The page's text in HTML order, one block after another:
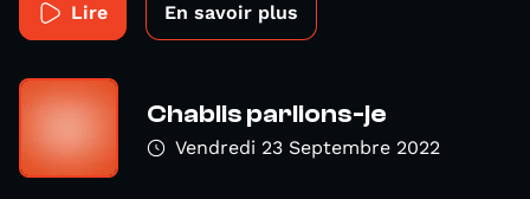
Lire En savoir plus
Chablis parlions-je
Vendredi 23 Septembre 2022